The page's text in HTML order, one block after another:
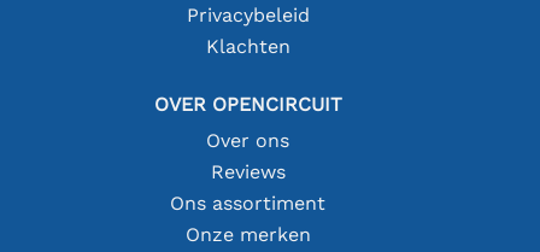
Privacybeleid
Klachten
OVER OPENCIRCUIT
Over ons
Reviews
Ons assortiment
Onze merken